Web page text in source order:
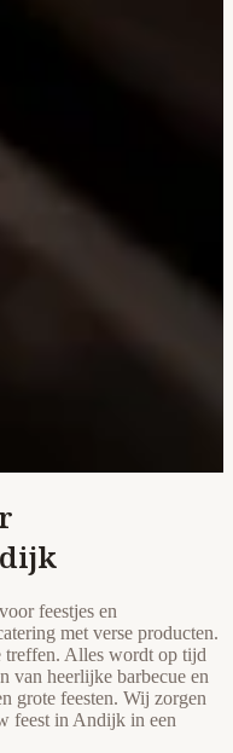
feestjes en
met verse producten.
treffen. Alles wordt op tijd
van heerlijke barbecue en
grote feesten. Wij zorgen
feest in Andijk in een